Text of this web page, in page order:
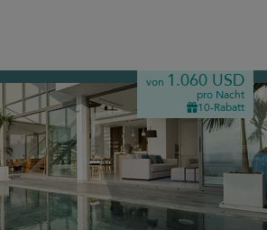
von 1.060 USD
pro Nacht
10-Rabatt